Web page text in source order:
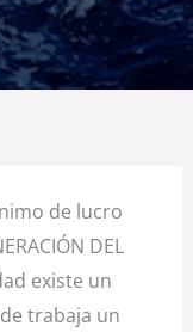
de lucro
DEL
existe un
trabaja un